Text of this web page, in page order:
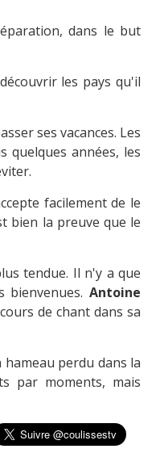
dans le but
les pays qu'il
ses vacances. Les
quelques années, les
facilement de le
bien la preuve que le
tendue. Il n'y a que
Antoine
de chant dans sa
perdu dans la
par moments, mais